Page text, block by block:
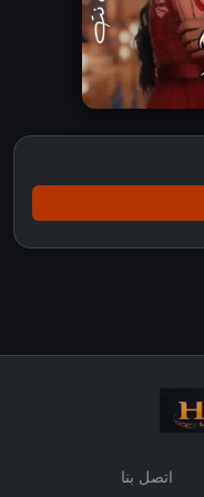
اتصل بنا